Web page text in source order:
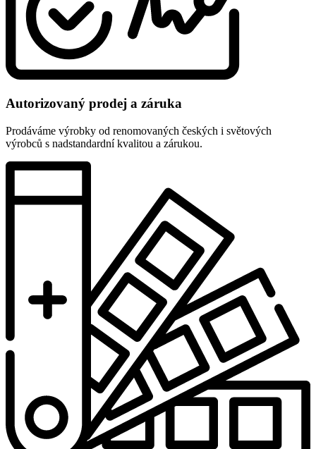
Autorizovaný prodej a záruka
Prodáváme výrobky od renomovaných českých i světových
výrobců s nadstandardní kvalitou a zárukou.